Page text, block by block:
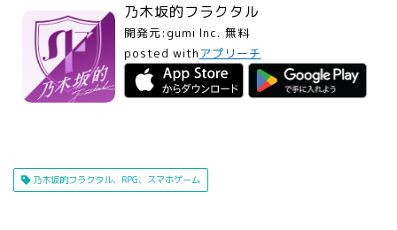
乃木坂的フラクタル
開発元: gumi Inc. 無料
posted with アプリーチ
乃木坂的フラクタル、RPG、スマホゲーム